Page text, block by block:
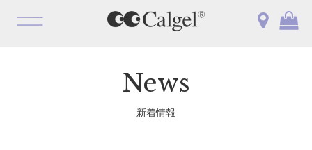
OPEN
News
新着情報